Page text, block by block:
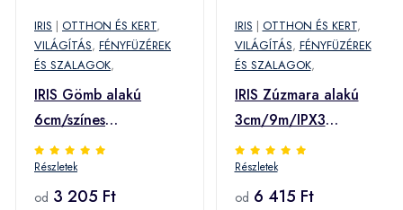
IRIS | OTTHON ÉS KERT,
VILÁGÍTÁS, FÉNYFÜZÉREK
ÉS SZALAGOK,
IRIS Gömb alakú
6cm/színes
fonott/3m/szürke-
fehér/20db LED-
es/USB-s
Részletek
od 3 205 Ft
IRIS | OTTHON ÉS KERT,
VILÁGÍTÁS, FÉNYFÜZÉREK
ÉS SZALAGOK,
IRIS Zúzmara alakú
3cm/9m/IPX3
szabványos/meleg
fehér/50db LED-
es/napelemes
Részletek
od 6 415 Ft